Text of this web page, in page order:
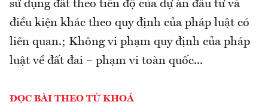
sử dụng đất theo tiến độ của dự án đầu tư và
điều kiện khác theo quy định của pháp luật có
liên quan.; Không vi phạm quy định của pháp
luật về đất đai – phạm vi toàn quốc...
ĐỌC BÀI THEO TỪ KHOÁ